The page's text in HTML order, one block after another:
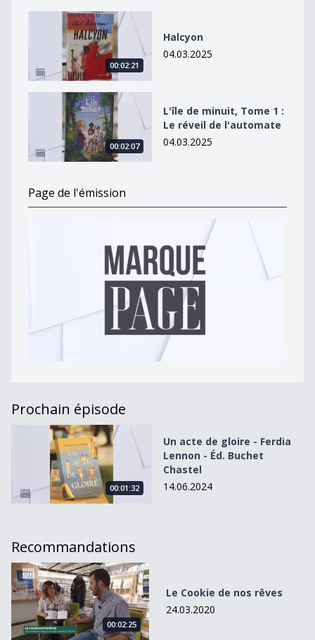
Halcyon
00:02:21
Halcyon
04.03.2025
L&#039;île de minuit, Tome 1 : Le réveil de
00:02:07
L'île de minuit, Tome 1 :
Le réveil de l'automate
04.03.2025
Page de l'émission
Prochain épisode
Un acte de gloire - Ferdia Lennon - Éd. Buchet Chastel
00:01:32
Un acte de gloire - Ferdia
Lennon - Éd. Buchet
Chastel
14.06.2024
Recommandations
Le Cookie de nos rêves
00:02:25
Le Cookie de nos rêves
24.03.2020